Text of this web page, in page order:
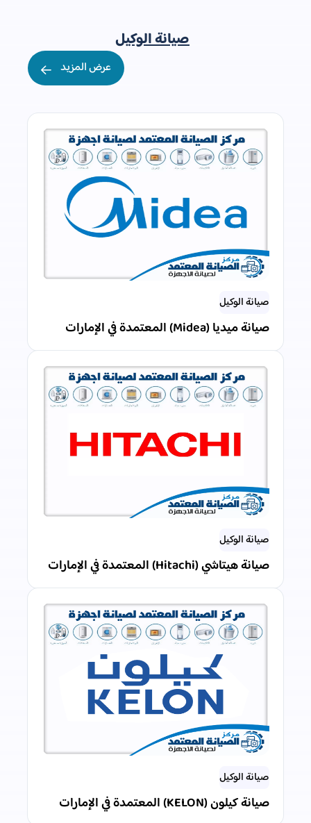
صيانة الوكيل
عرض المزيد
صيانة الوكيل
صيانة ميديا (Midea) المعتمدة في الإمارات
صيانة الوكيل
صيانة هيتاشي (Hitachi) المعتمدة في الإمارات
صيانة الوكيل
صيانة كيلون (KELON) المعتمدة في الإمارات